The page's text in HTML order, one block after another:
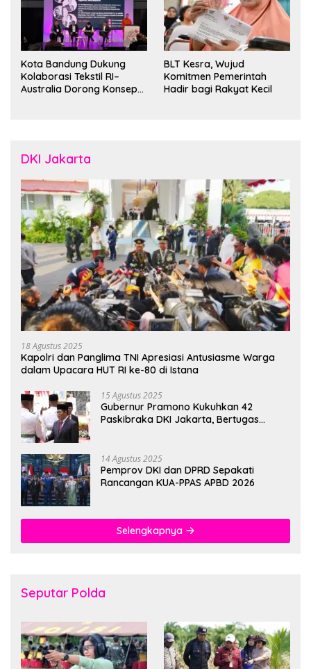
Kota Bandung Dukung
Kolaborasi Tekstil RI–
Australia Dorong Konsep
BLT Kesra, Wujud
Komitmen Pemerintah
Hadir bagi Rakyat Kecil
DKI Jakarta
18 Agustus 2025
Kapolri dan Panglima TNI Apresiasi Antusiasme Warga
dalam Upacara HUT RI ke-80 di Istana
15 Agustus 2025
Gubernur Pramono Kukuhkan 42
Paskibraka DKI Jakarta, Bertugas
14 Agustus 2025
Pemprov DKI dan DPRD Sepakati
Rancangan KUA-PPAS APBD 2026
Selengkapnya
Seputar Polda